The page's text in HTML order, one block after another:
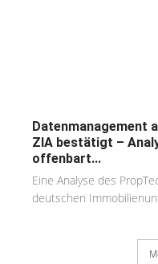
Datenmanagement
ZIA bestätigt –
offenbart...
Eine Analyse des
deutschen